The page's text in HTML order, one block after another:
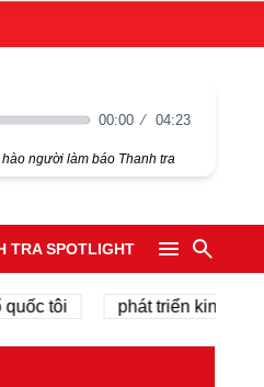
00:00 04:23
hào người làm báo Thanh tra
TRA SPOTLIGHT
tôi phát triển kinh tế tư